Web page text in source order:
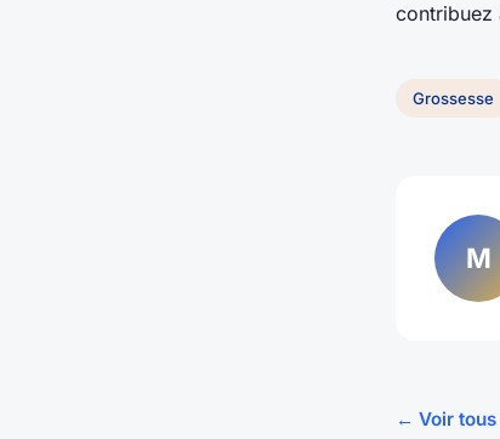
contribuez
Grossesse
M
← Voir